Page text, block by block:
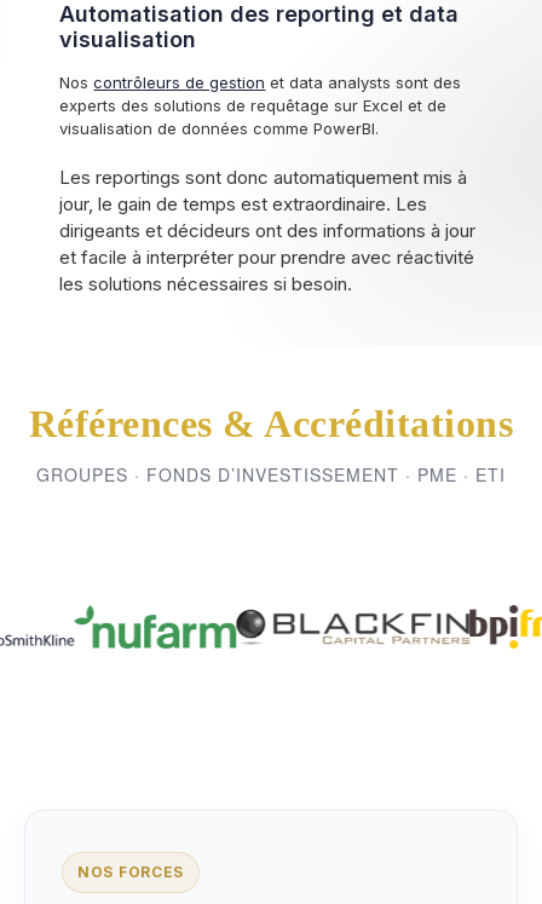
Automatisation des reporting et data
visualisation
Noscontrôleurs de gestion et data analysts sont des
experts des solutions de requêtage sur Excel et de
visualisation de données comme PowerBI.
Les reportings sont donc automatiquement mis à
jour, le gain de temps est extraordinaire. Les
dirigeants et décideurs ont des informations à jour
et facile à interpréter pour prendre avec réactivité
les solutions nécessaires si besoin.
Références & Accréditations
GROUPES · FONDS D’INVESTISSEMENT · PME · ETI
NOS FORCES